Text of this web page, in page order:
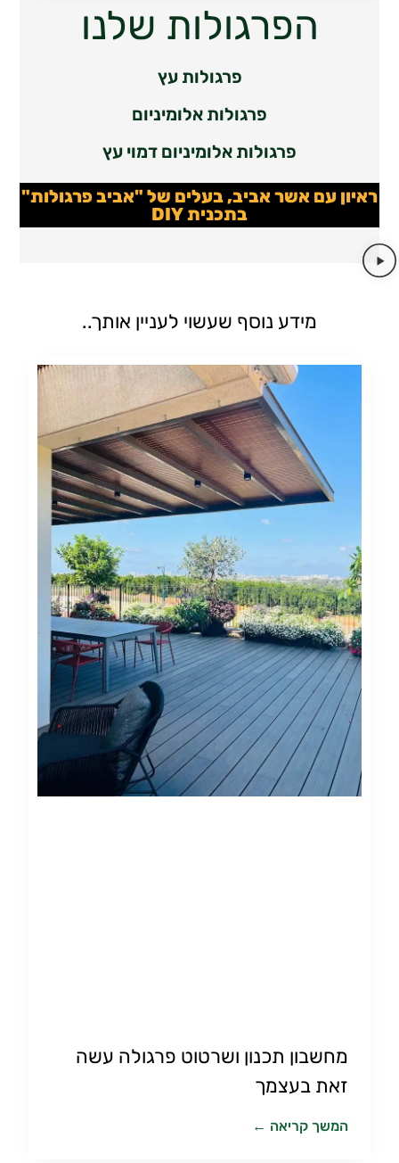
הפרגולות שלנו
פרגולות עץ
פרגולות אלומיניום
פרגולות אלומיניום דמוי עץ
ראיון עם אשר אביב, בעלים של "אביב פרגולות"
בתכנית DIY
מידע נוסף שעשוי לעניין אותך..
מחשבון תכנון ושרטוט פרגולה עשה
זאת בעצמך
המשך קריאה ←